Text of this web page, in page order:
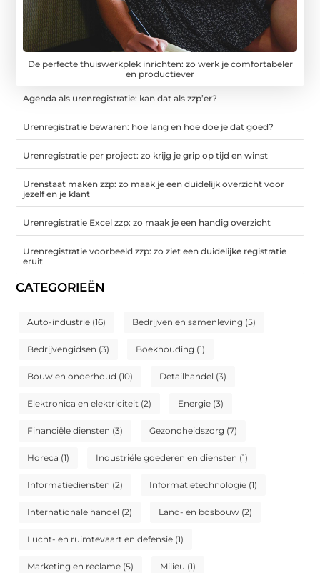
De perfecte thuiswerkplek inrichten: zo werk je comfortabeler
en productiever
Agenda als urenregistratie: kan dat als zzp’er?
Urenregistratie bewaren: hoe lang en hoe doe je dat goed?
Urenregistratie per project: zo krijg je grip op tijd en winst
Urenstaat maken zzp: zo maak je een duidelijk overzicht voor
jezelf en je klant
Urenregistratie Excel zzp: zo maak je een handig overzicht
Urenregistratie voorbeeld zzp: zo ziet een duidelijke registratie
eruit
CATEGORIEËN
Auto-industrie (16) Bedrijven en samenleving (5)
Bedrijvengidsen (3) Boekhouding (1)
Bouw en onderhoud (10) Detailhandel (3)
Elektronica en elektriciteit (2) Energie (3)
Financiële diensten (3) Gezondheidszorg (7)
Horeca (1) Industriële goederen en diensten (1)
Informatiediensten (2) Informatietechnologie (1)
Internationale handel (2) Land- en bosbouw (2)
Lucht- en ruimtevaart en defensie (1)
Marketing en reclame (5) Milieu (1)